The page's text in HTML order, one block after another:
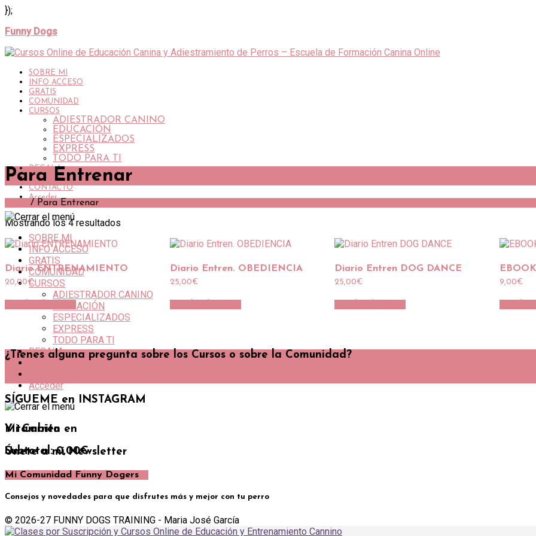
});
Funny Dogs
SOBRE MI
INFO ACCESO
GRATIS
COMUNIDAD
CURSOS
ADIESTRADOR CANINO
EDUCACIÓN
ESPECIALIZADOS
EXPRESS
TODO PARA TI
REGALA
BLOG
CONTACTO
Acceder
SOBRE MI
INFO ACCESO
GRATIS
COMUNIDAD
CURSOS
ADIESTRADOR CANINO
EDUCACIÓN
ESPECIALIZADOS
EXPRESS
TODO PARA TI
REGALA
Acceder
Mi Carrito
Subtotal:0,00€
Ver el carritoFinalizar la compra
Para Entrenar
/ Para Entrenar
Mostrando los 4 resultados
Diario ENTRENAMIENTO
20,00€
Diario Entren. OBEDIENCIA
25,00€
Diario Entren DOG DANCE
25,00€ 9,00€
¿Tienes alguna pregunta sobre los Cursos o sobre la Comunidad?
DIME Y TE AYUDO
SÍGUEME en INSTAGRAM
Y también en
Únete a mi Newsletter
Mi Comunidad Funny Dogers
Consejos y novedades para que disfrutes más y mejor con tu perro
© 2026-27 FUNNY DOGS TRAINING - Maria José García